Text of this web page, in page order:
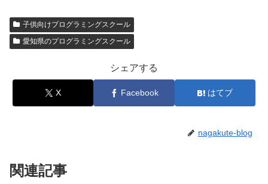
子供向けプログラミングスクール
愛知県のプログラミングスクール
シェアする
X Facebook はてブ
nagakute-blog
関連記事